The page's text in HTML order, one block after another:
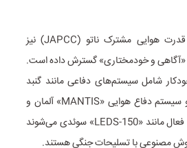
همچنین مرکز صلاحیت قدرت هوایی مشترک ناتو (JAPCC) نیز
«آگاهی و خودمختاری» گسترش داده است.
شامل سیستم‌های دفاعی مانند گنبد
آهنین رژیم صهیونیستی و سیستم دفاع هوایی «MANTIS» آلمان و
همچنین تجهیزات محافظ فعال مانند «LEDS-150» سوئدی می‌شوند
مصنوعی با تسلیحات جنگی هستند.